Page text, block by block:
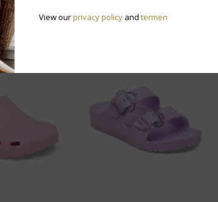
View ourprivacy policy and termen